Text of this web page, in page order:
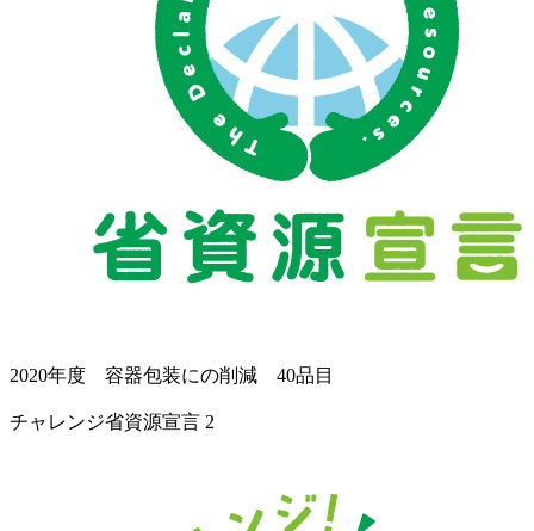
2020年度 容器包装にの削減 40品目
チャレンジ省資源宣言 2